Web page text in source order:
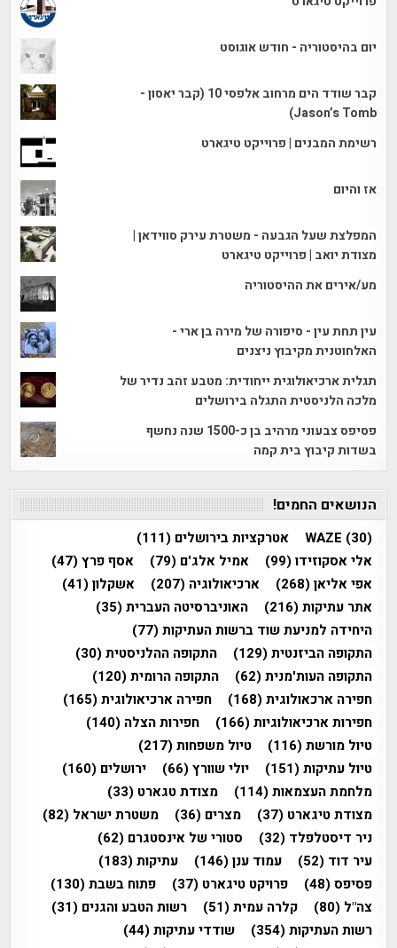
יום בהיסטוריה - חודש אוגוסט
קבר שודד הים מרחוב אלפסי 10 (קבר יאסון -
Jason’s Tomb)
רשימת המבנים | פרוייקט טיגארט
אז והיום
המפלצת שעל הגבעה - משטרת עירק סווידאן |
מצודת יואב | פרוייקט טיגארט
מע/אירים את ההיסטוריה
עין תחת עין - סיפורה של מירה בן ארי -
האלחוטנית מקיבוץ ניצנים
תגלית ארכיאולוגית ייחודית: מטבע זהב נדיר של
מלכה הלניסטית התגלה בירושלים
פסיפס צבעוני מרהיב בן כ-1500 שנה נחשף
בשדות קיבוץ בית קמה
הנושאים החמים!
WAZE (30) אטרקציות בירושלים (111)
אלי אסקוזידו(99) אמיל אלג'ם (79) אסף פרץ(47)
אפי אליאן(268) ארכיאולוגיה (207) אשקלון(41)
אתר עתיקות(216) האוניברסיטה העברית(35)
היחידה למניעת שוד ברשות העתיקות(77)
התקופה הביזנטית(129) התקופה ההלניסטית(30)
התקופה העות'מנית(62) התקופה הרומית(120)
חפירה ארכאולוגית(168) חפירה ארכיאולוגית(165)
חפירות ארכיאולוגיות(166) חפירות הצלה (140)
טיול מורשת(116) טיול משפחות(217)
טיול עתיקות(151) יולי שוורץ(66) ירושלים (160)
מלחמת העצמאות(114) מצודת טגארט (33)
מצודת טיגארט (37) מצרים (36) משטרת ישראל (82)
ניר דיסטלפלד (32) סטורי של אינסטגרם (62)
עיר דוד (52) עמוד ענן(146) עתיקות(183)
פסיפס(48) פרויקט טיגארט (37) פתוח בשבת(130)
צה"ל (80) קלרה עמית(51) רשות הטבע והגנים (31)
רשות העתיקות(354) שודדי עתיקות(44)